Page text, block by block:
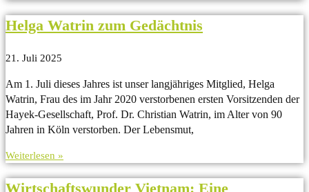
Helga Watrin zum Gedächtnis
21. Juli 2025
Am 1. Juli dieses Jahres ist unser langjähriges Mitglied, Helga
Watrin, Frau des im Jahr 2020 verstorbenen ersten Vorsitzenden der
Hayek-Gesellschaft, Prof. Dr. Christian Watrin, im Alter von 90
Jahren in Köln verstorben. Der Lebensmut,
Weiterlesen »
Wirtschaftswunder Vietnam: Eine